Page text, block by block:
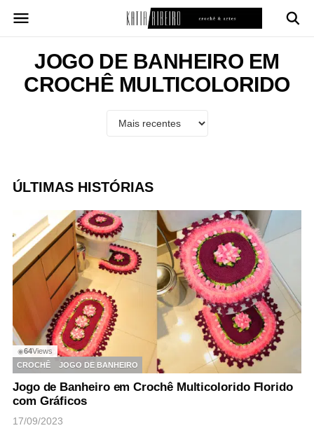
para
conteúdoJOGO DE BANHEIRO EM
CROCHÊ MULTICOLORIDO
ÚLTIMAS HISTÓRIAS
◉64Views
CROCHÊ
JOGO DE BANHEIRO
Jogo de Banheiro em Crochê Multicolorido Florido
com Gráficos
17/09/2023